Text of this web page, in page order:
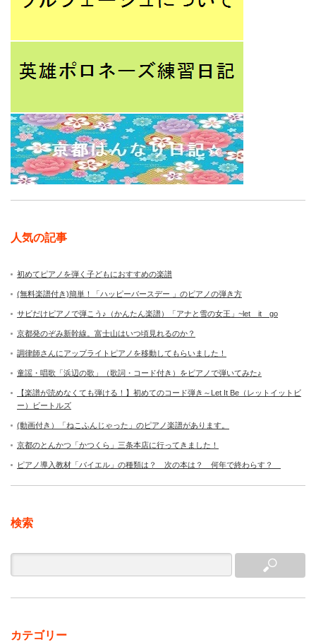
人気の記事
初めてピアノを弾く子どもにおすすめの楽譜
(無料楽譜付き)簡単！「ハッピーバースデー 」のピアノの弾き方
サビだけピアノで弾こう♪（かんたん楽譜）「アナと雪の女王」~let it go
京都発のぞみ新幹線。富士山はいつ頃見れるのか？
調律師さんにアップライトピアノを移動してもらいました！
童謡・唱歌「浜辺の歌」（歌詞・コード付き）をピアノで弾いてみた♪
【楽譜が読めなくても弾ける！】初めてのコード弾き～Let It Be（レットイットビ
ー）ビートルズ
(動画付き）「ねこふんじゃった」のピアノ楽譜があります。
京都のとんかつ「かつくら」三条本店に行ってきました！
ピアノ導入教材「バイエル」の種類は？ 次の本は？ 何年で終わらす？
検索
カテゴリー